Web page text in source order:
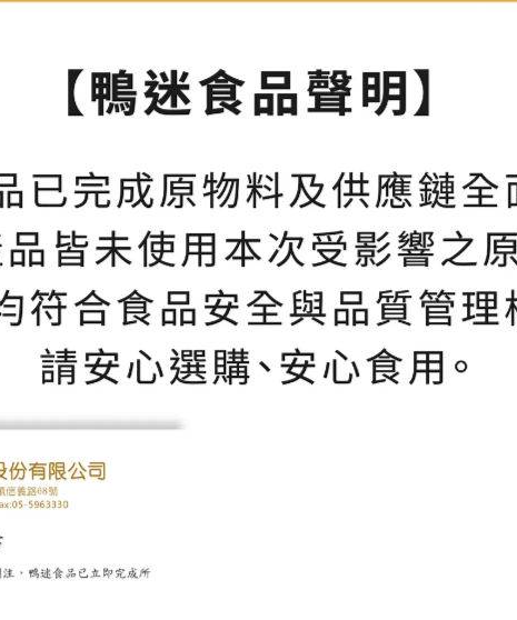
御鴨香鬆
加入購物車
珍珠紫米鴨肉粽